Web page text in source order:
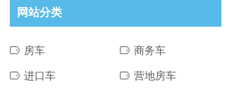
网站分类
房车 商务车
进口车 营地房车